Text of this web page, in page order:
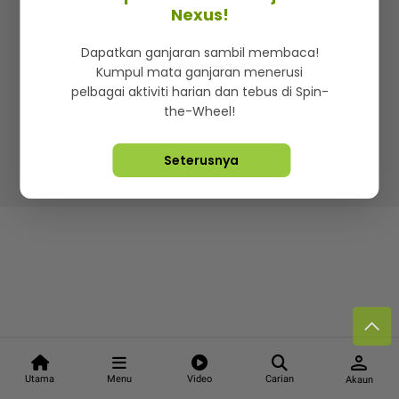
Utama Menu Video Carian
person
Akaun
Iklan di SMG360
Terma & Syarat Dasar Privasi
Lebih hot, viral dan sensasi
Hakcipta Terpelihara ©2026. Star Media Group Berhad
Nexus!
Dapatkan ganjaran sambil membaca!
Kumpul mata ganjaran menerusi
pelbagai aktiviti harian dan tebus di Spin-
the-Wheel!
Seterusnya